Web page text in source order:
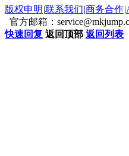
版权申明 |联系我们|商务合作|
官方邮箱：
快速回复 返回顶部 返回列表